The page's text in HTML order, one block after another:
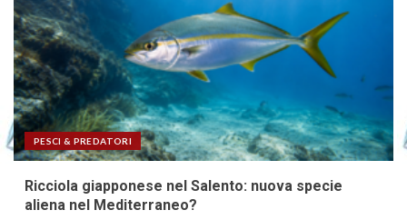
PESCI & PREDATORI
Ricciola giapponese nel Salento: nuova specie
aliena nel Mediterraneo?